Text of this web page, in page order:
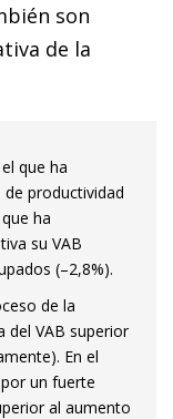
son
de la
que ha
productividad
ha
su VAB
(–2,8%).
de la
del VAB superior
En el
un fuerte
al aumento